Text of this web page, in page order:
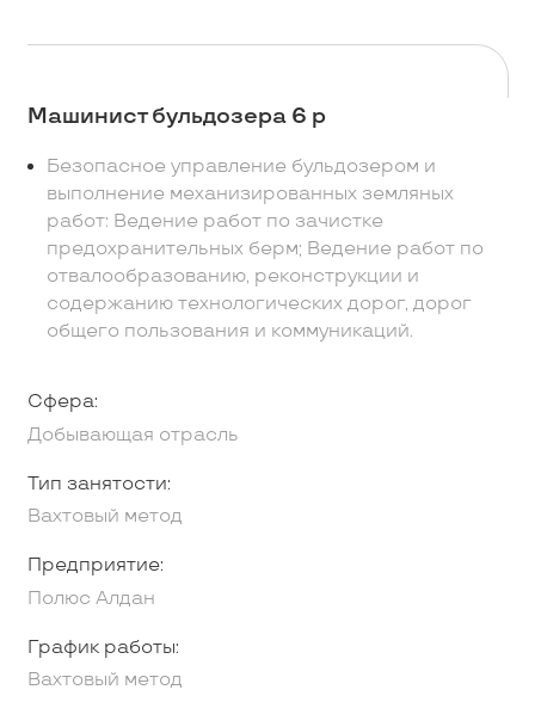
Машинист бульдозера 6 р
Безопасное управление бульдозером и
выполнение механизированных земляных
работ: Ведение работ по зачистке
предохранительных берм; Ведение работ по
отвалообразованию, реконструкции и
содержанию технологических дорог, дорог
общего пользования и коммуникаций.
Сфера:
Добывающая отрасль
Тип занятости:
Вахтовый метод
Предприятие:
Полюс Алдан
График работы:
Вахтовый метод